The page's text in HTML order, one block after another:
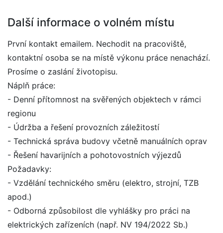
Další informace o volném místu
První kontakt emailem. Nechodit na pracoviště,
kontaktní osoba se na místě výkonu práce nenachází.
Prosíme o zaslání životopisu.
Náplň práce:
- Denní přítomnost na svěřených objektech v rámci
regionu
- Údržba a řešení provozních záležitostí
- Technická správa budovy včetně manuálních oprav
- Řešení havarijních a pohotovostních výjezdů
Požadavky:
- Vzdělání technického směru (elektro, strojní, TZB
apod.)
- Odborná způsobilost dle vyhlášky pro práci na
elektrických zařízeních (např. NV 194/2022 Sb.)